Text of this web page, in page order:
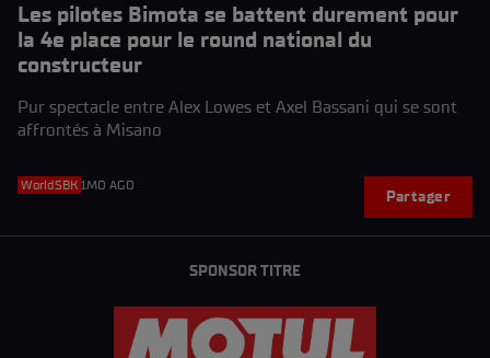
Les pilotes Bimota se battent durement pour
la 4e place pour le round national du
constructeur
Pur spectacle entre Alex Lowes et Axel Bassani qui se sont
affrontés à Misano
WorldSBK 1MO AGO
Partager
SPONSOR TITRE